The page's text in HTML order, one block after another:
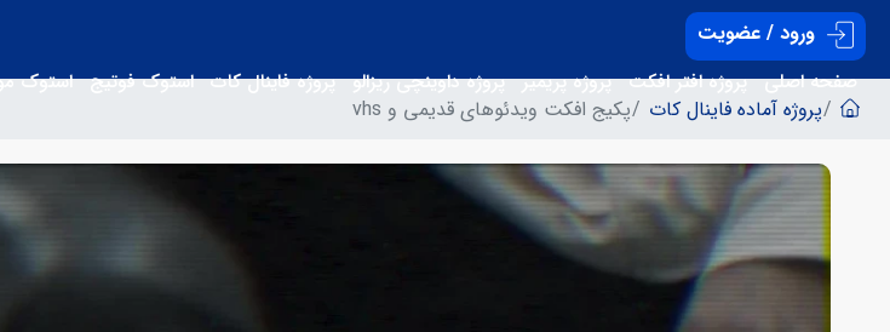
ورود / عضویت
صفحه اصلی پروژه افتر افکت پروژه پریمیر پروژه داوینچی ریزالو پروژه فاینال کات استوک فوتیج استوک
پروژه آماده فاینال کات
پکیج افکت ویدئوهای قدیمی و vhs